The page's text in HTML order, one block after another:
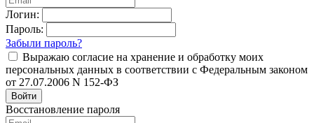
Логин:
Пароль:
Забыли пароль?
Выражаю согласие на хранение и обработку моих
персональных данных в соответствии с Федеральным законом
от 27.07.2006 N 152-ФЗ
Войти
Восстановление пароля